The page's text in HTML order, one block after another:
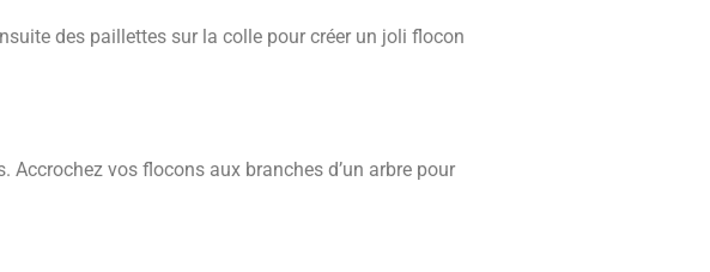
des paillettes sur la colle pour créer un joli flocon
vos flocons aux branches d’un arbre pour